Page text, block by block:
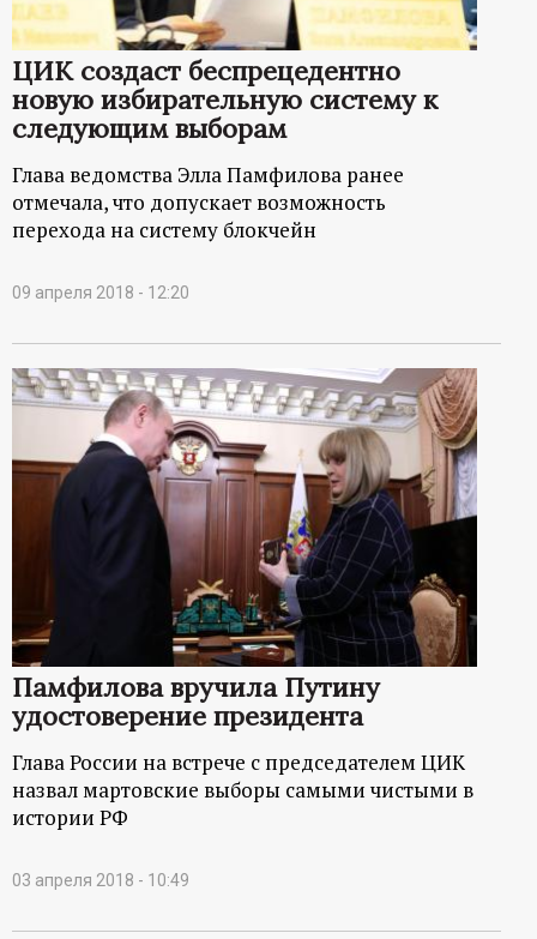
ЦИК создаст беспрецедентно
новую избирательную систему к
следующим выборам
Глава ведомства Элла Памфилова ранее
отмечала, что допускает возможность
перехода на систему блокчейн
09 апреля 2018 - 12:20
Памфилова вручила Путину
удостоверение президента
Глава России на встрече с председателем ЦИК
назвал мартовские выборы самыми чистыми в
истории РФ
03 апреля 2018 - 10:49